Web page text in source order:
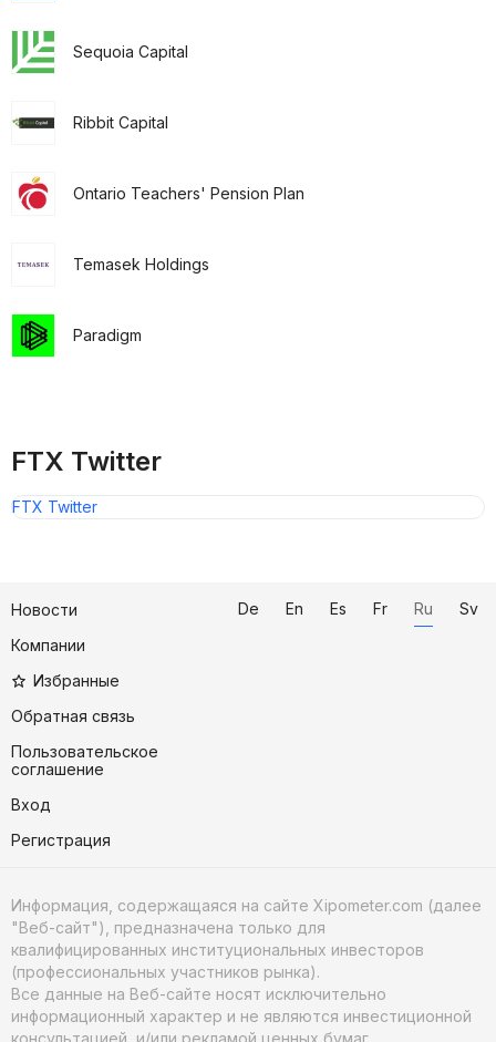
Sequoia Capital
Ribbit Capital
Ontario Teachers' Pension Plan
Temasek Holdings
Paradigm
FTX Twitter
FTX Twitter
Новости
Компании
Избранные
Обратная связь
Пользовательское
соглашение
Вход
Регистрация
De En Es Fr Ru Sv
Информация, содержащаяся на сайте Xipometer.com (далее
"Веб-сайт"), предназначена только для
квалифицированных институциональных инвесторов
(профессиональных участников рынка).
Все данные на Веб-сайте носят исключительно
информационный характер и не являются инвестиционной
консультацией, и/или рекламой ценных бумаг,